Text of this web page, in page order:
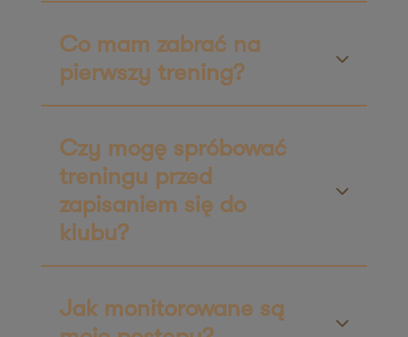
Zapisz mnie
36 MINUT Zaodrze
ul. Niemodlińska 21
36 MINUT Zielona Góra
ul. Rzeźniczaka 3A
65-119 Zielona Góra
88-400 Żnin
Co mam zabrać na
pierwszy trening?
Czy mogę spróbować
treningu przed
zapisaniem się do
klubu?
Jak monitorowane są